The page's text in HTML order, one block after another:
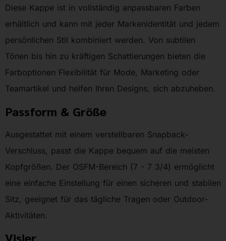
Diese Kappe ist in vollständig anpassbaren Farben
erhältlich und kann mit jeder Markenidentität und jedem
persönlichen Stil kombiniert werden. Von subtilen
Tönen bis hin zu kräftigen Schattierungen bieten die
Farboptionen Flexibilität für Mode, Marketing oder
Teamartikel und helfen Ihren Designs, sich abzuheben.
Passform & Größe
Ausgestattet mit einem verstellbaren Snapback-
Verschluss, passt die Kappe bequem auf die meisten
Kopfgrößen. Der OSFM-Bereich (7 - 7 3/4) ermöglicht
eine einfache Einstellung für einen sicheren und stabilen
Sitz, geeignet für das tägliche Tragen oder Outdoor-
Aktivitäten.
Visier